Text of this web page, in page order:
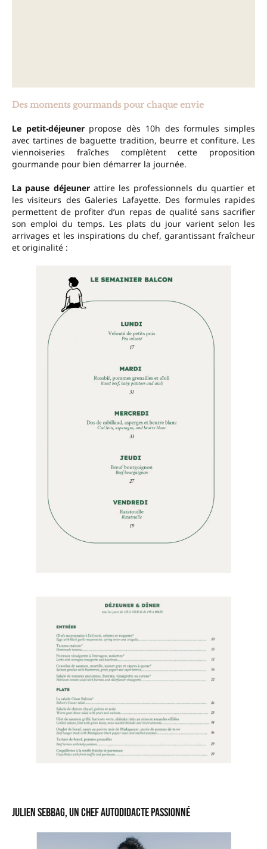
Des moments gourmands pour chaque envie
Le petit-déjeunerpropose dès 10h des formules simples
avec tartines de baguette tradition, beurre et confiture. Les
viennoiseries fraîches complètent cette proposition
gourmande pour bien démarrer la journée.
La pause déjeuner attire les professionnels du quartier et
les visiteurs des Galeries Lafayette. Des formules rapides
permettent de profiter d’un repas de qualité sans sacrifier
son emploi du temps. Les plats du jour varient selon les
arrivages et les inspirations du chef, garantissant fraîcheur
et originalité :
Julien Sebbag, un chef autodidacte passionné